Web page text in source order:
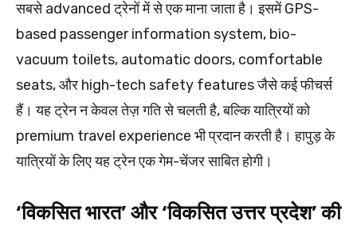
सबसे advanced ट्रेनों में से एक माना जाता है। इसमें GPS-
based passenger information system, bio-
vacuum toilets, automatic doors, comfortable
seats, और high-tech safety features जैसे कई फीचर्स
हैं। यह ट्रेन न केवल तेज़ गति से चलती है, बल्कि यात्रियों को
premium travel experience भी प्रदान करती है। हापुड़ के
यात्रियों के लिए यह ट्रेन एक गेम-चेंजर साबित होगी।
‘विकसित भारत’ और ‘विकसित उत्तर प्रदेश’ की